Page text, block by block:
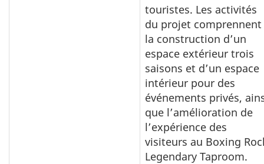
touristes. Les activités
du projet comprennent
la construction d’un
espace extérieur trois
saisons et d’un espace
intérieur pour des
événements privés,
que l’amélioration de
l’expérience des
visiteurs au Boxing
Legendary Taproom.